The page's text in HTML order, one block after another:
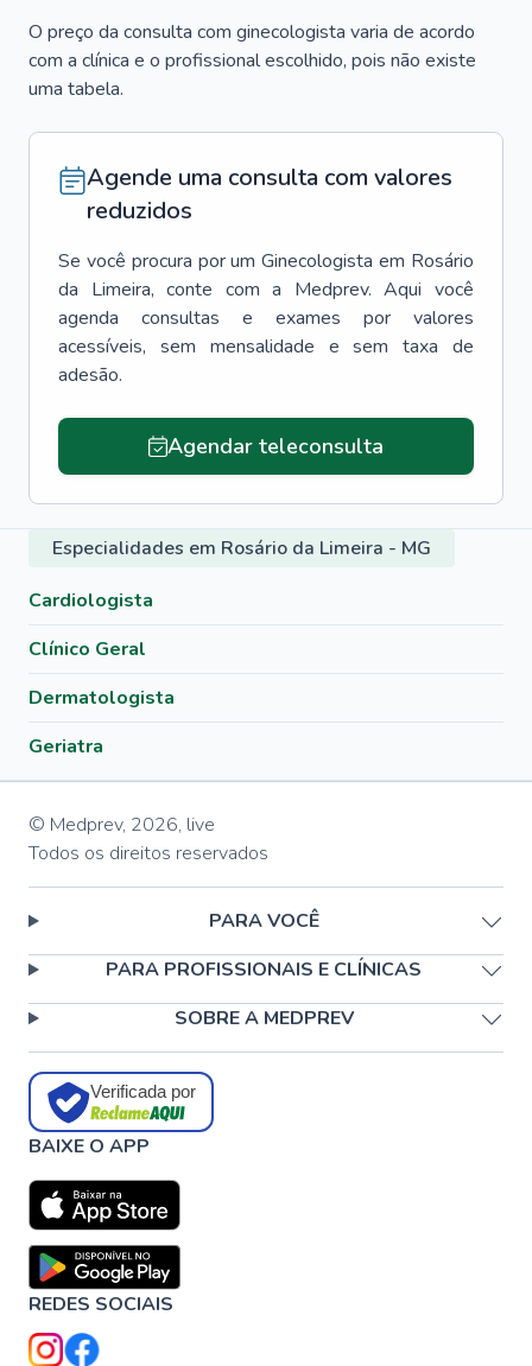
O preço da consulta com ginecologista varia de acordo
com a clínica e o profissional escolhido, pois não existe
uma tabela.
Agende uma consulta com valores
reduzidos
Se você procura por um Ginecologista em Rosário
da Limeira, conte com a Medprev. Aqui você
agenda consultas e exames por valores
acessíveis, sem mensalidade e sem taxa de
adesão.
Agendar teleconsulta
Especialidades em Rosário da Limeira - MG
Cardiologista
Clínico Geral
Dermatologista
Geriatra
© Medprev, 2026, live
Todos os direitos reservados
PARA VOCÊ
PARA PROFISSIONAIS E CLÍNICAS
SOBRE A MEDPREV
Verificada por
BAIXE O APP
REDES SOCIAIS